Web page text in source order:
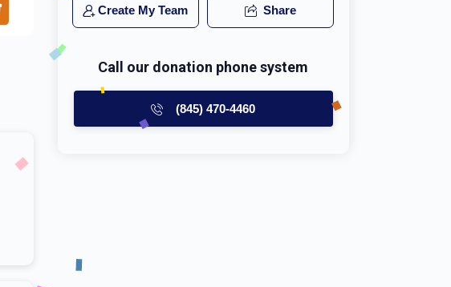
Create My Team Share
Call our donation phone system
(845) 470-4460